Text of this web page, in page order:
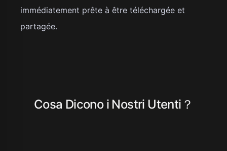
immédiatement prête à être téléchargée et
partagée.
Cosa Dicono i Nostri Utenti？